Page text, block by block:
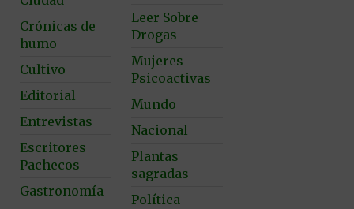
Crónicas de
humo
Cultivo
Editorial
Entrevistas
Escritores
Pachecos
Gastronomía
Leer Sobre
Drogas
Mujeres
Psicoactivas
Mundo
Nacional
Plantas
sagradas
Política